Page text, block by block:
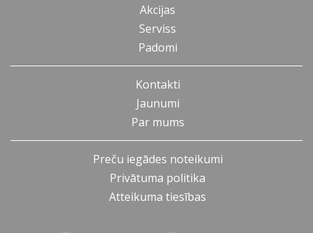
Akcijas
Serviss
Padomi
Kontakti
Jaunumi
Par mums
Preču iegādes noteikumi
Privātuma politika
Atteikuma tiesības